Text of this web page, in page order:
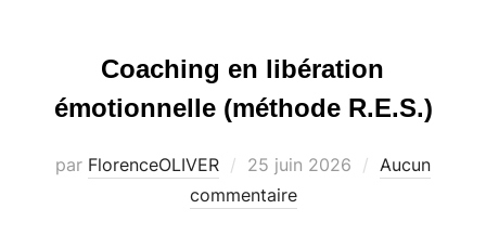
Coaching en libération
émotionnelle (méthode R.E.S.)
par FlorenceOLIVER
Publié
le
25 juin 2026
Aucun
commentaire